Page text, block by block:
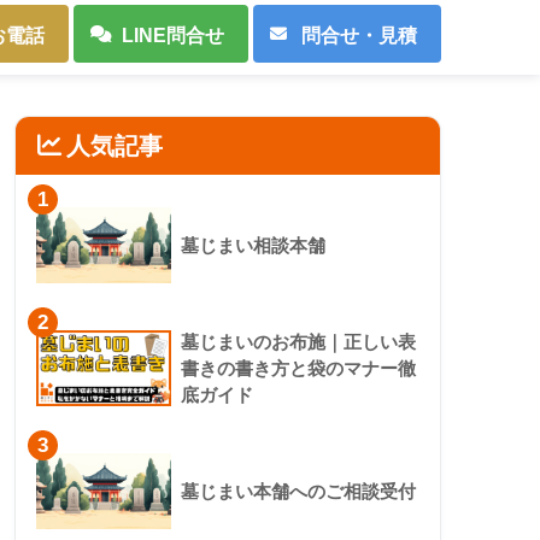
電話 LINE問合せ 問合せ・見積
人気記事
1
墓じまい相談本舗
2
墓じまいのお布施｜正しい表
書きの書き方と袋のマナー徹
底ガイド
3
墓じまい本舗へのご相談受付